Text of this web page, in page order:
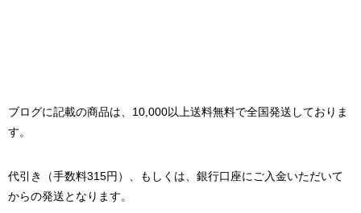
ブログに記載の商品は、 10,000以上送料無料で全国発送しておりま
す。
代引き（手数料315円）、もしくは、 銀行口座にご入金いただいて
からの発送となります。